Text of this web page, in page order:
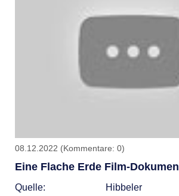
über
Experiment
NASA
mit
08.12.2022 (Kommentare: 0)
Eine Flache Erde Film-
Quelle: Hibbeler